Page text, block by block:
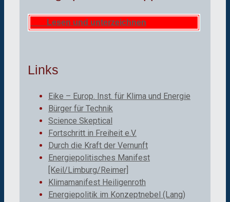
Lesen und unterzeichnen
Links
Eike – Europ. Inst. für Klima und Energie
Bürger für Technik
Science Skeptical
Fortschritt in Freiheit e.V.
Durch die Kraft der Vernunft
Energiepolitisches Manifest
[Keil/Limburg/Reimer]
Klimamanifest Heiligenroth
Energiepolitik im Konzeptnebel (Lang)